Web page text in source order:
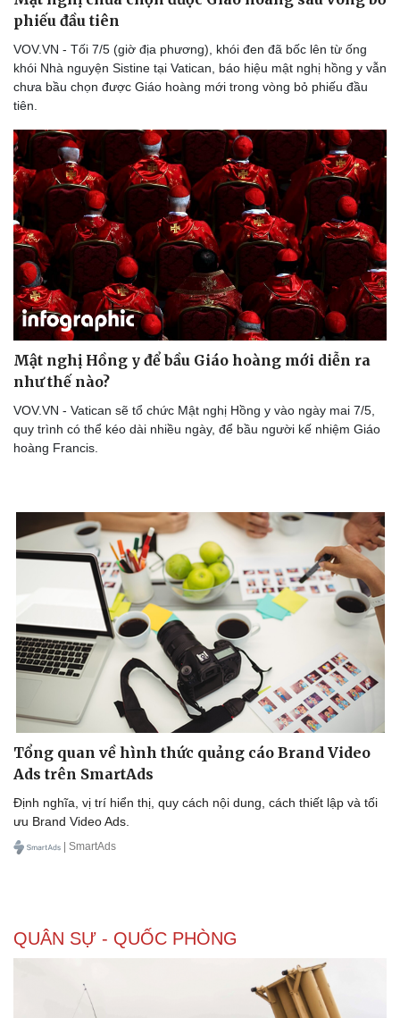
Doanh nghiệp
Thông tin doanh nghiệp
Doanh nghiệp 24h
Doanh nhân
Vì cộng đồng
Công nghệ
Tin Công nghệ
Trải nghiệm
Chuyển đổi số
phiếu đầu tiên
VOV.VN - Tối 7/5 (giờ địa phương), khói đen đã bốc lên từ ống
khói Nhà nguyện Sistine tại Vatican, báo hiệu mật nghị hồng y vẫn
chưa bầu chọn được Giáo hoàng mới trong vòng bỏ phiếu đầu
tiên.
Mật nghị Hồng y để bầu Giáo hoàng mới diễn ra
như thế nào?
VOV.VN - Vatican sẽ tổ chức Mật nghị Hồng y vào ngày mai 7/5,
quy trình có thể kéo dài nhiều ngày, để bầu người kế nhiệm Giáo
hoàng Francis.
Tổng quan về hình thức quảng cáo Brand Video
Ads trên SmartAds
Định nghĩa, vị trí hiển thị, quy cách nội dung, cách thiết lập và tối
ưu Brand Video Ads.
| SmartAds
QUÂN SỰ - QUỐC PHÒNG